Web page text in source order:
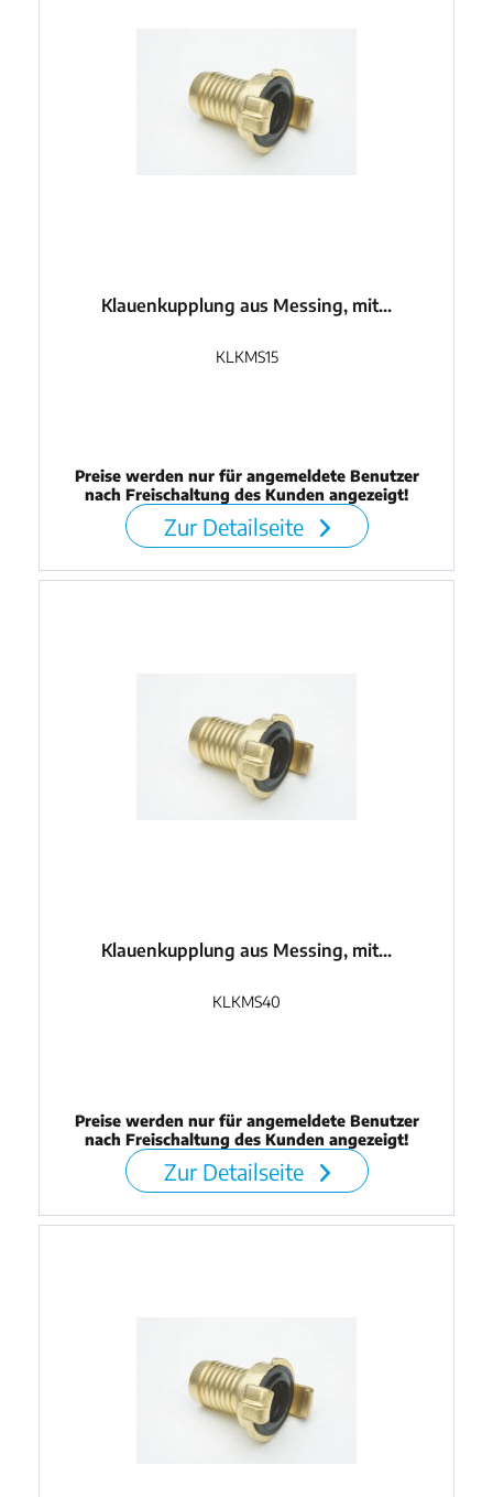
Klauenkupplung aus Messing, mit...
KLKMS15
Preise werden nur für angemeldete Benutzer
nach Freischaltung des Kunden angezeigt!
Zur Detailseite
Klauenkupplung aus Messing, mit...
KLKMS40
Preise werden nur für angemeldete Benutzer
nach Freischaltung des Kunden angezeigt!
Zur Detailseite